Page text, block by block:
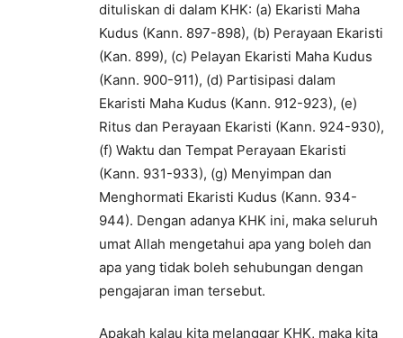
dituliskan di dalam KHK: (a) Ekaristi Maha
Kudus (Kann. 897-898), (b) Perayaan Ekaristi
(Kan. 899), (c) Pelayan Ekaristi Maha Kudus
(Kann. 900-911), (d) Partisipasi dalam
Ekaristi Maha Kudus (Kann. 912-923), (e)
Ritus dan Perayaan Ekaristi (Kann. 924-930),
(f) Waktu dan Tempat Perayaan Ekaristi
(Kann. 931-933), (g) Menyimpan dan
Menghormati Ekaristi Kudus (Kann. 934-
944). Dengan adanya KHK ini, maka seluruh
umat Allah mengetahui apa yang boleh dan
apa yang tidak boleh sehubungan dengan
pengajaran iman tersebut.
Apakah kalau kita melanggar KHK, maka kita